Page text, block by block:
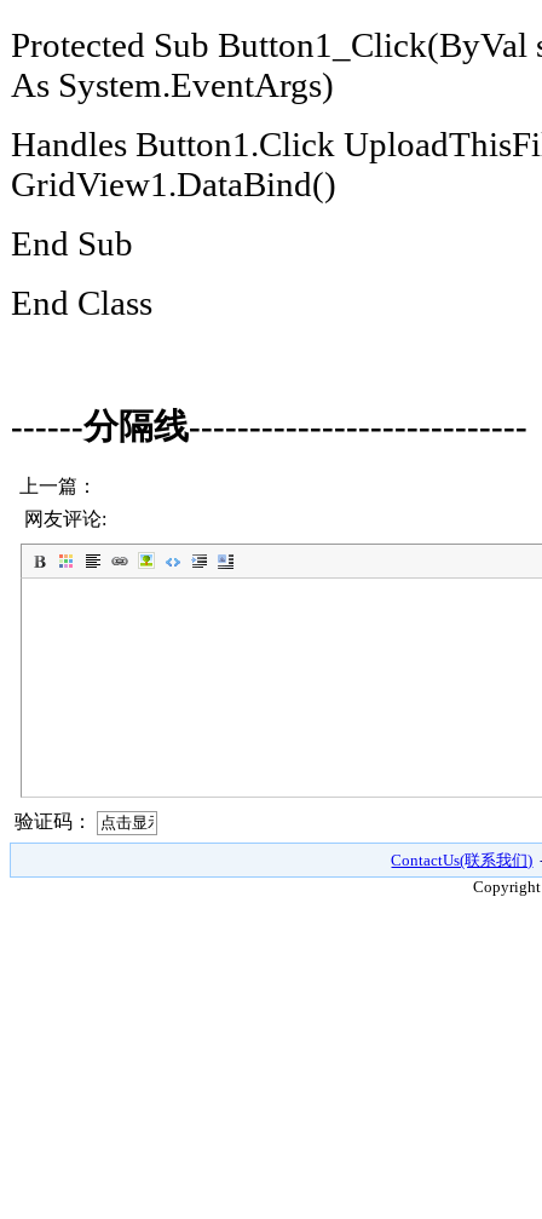
Protected Sub Button1_Click(ByVal
As System.EventArgs)
Handles Button1.Click
GridView1.DataBind()
End Sub
End Class
------分隔线----------------------------
上一篇：
网友评论:
验证码：
ContactUs(联系我们)